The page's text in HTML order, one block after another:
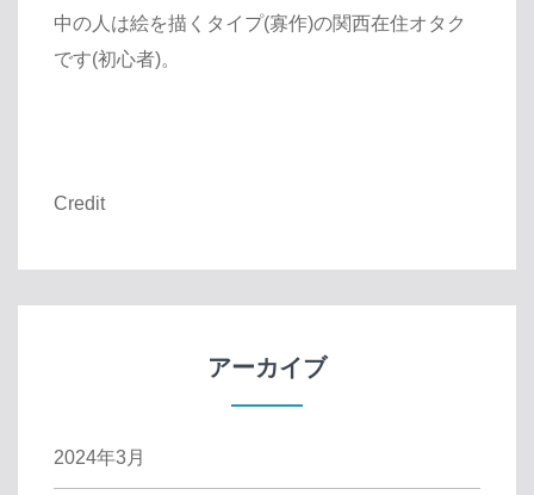
中の人は絵を描くタイプ(寡作)の関西在住オタク
です(初心者)。
Credit
アーカイブ
2024年3月